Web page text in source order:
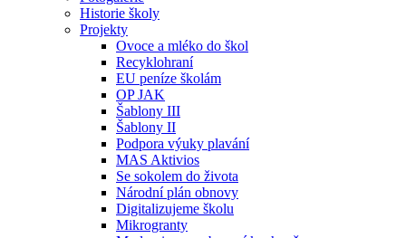
Historie školy
Projekty
Ovoce a mléko do škol
Recyklohraní
EU peníze školám
OP JAK
Šablony III
Šablony II
Podpora výuky plavání
MAS Aktivios
Se sokolem do života
Národní plán obnovy
Digitalizujeme školu
Mikrogranty